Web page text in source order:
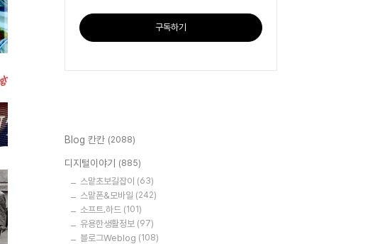
구독하기
Blog 칸칸 (2088)
디지털이야기 (885)
스맡초보길잡이 (63)
스맡폰&모바일 (242)
소프트.하드 (101)
유용한생활정보 (97)
블로그Weblog (108)